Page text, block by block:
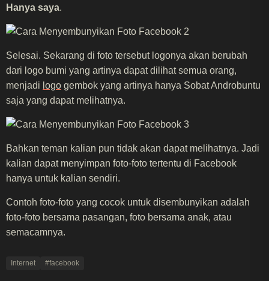
Hanya saya.
Selesai. Sekarang di foto tersebut logonya akan berubah
dari logo bumi yang artinya dapat dilihat semua orang,
menjadi logo gembok yang artinya hanya Sobat Androbuntu
saja yang dapat melihatnya.
Bahkan teman kalian pun tidak akan dapat melihatnya. Jadi
kalian dapat menyimpan foto-foto tertentu di Facebook
hanya untuk kalian sendiri.
Contoh foto-foto yang cocok untuk disembunyikan adalah
foto-foto bersama pasangan, foto bersama anak, atau
semacamnya.
Internet #facebook